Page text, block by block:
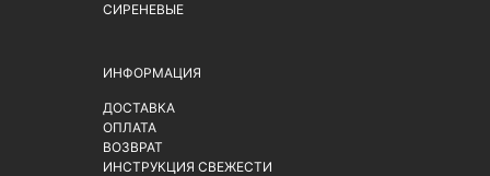
СИРЕНЕВЫЕ
ИНФОРМАЦИЯ
ДОСТАВКА
ОПЛАТА
ВОЗВРАТ
ИНСТРУКЦИЯ СВЕЖЕСТИ